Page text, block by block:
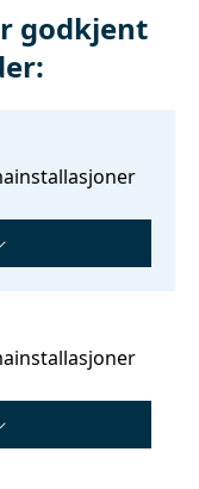
godkjent